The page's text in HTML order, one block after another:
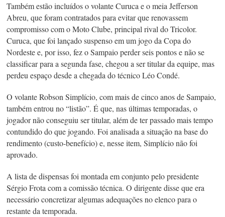
Também estão incluídos o volante Curuca e o meia Jefferson
Abreu, que foram contratados para evitar que renovassem
compromisso com o Moto Clube, principal rival do Tricolor.
Curuca, que foi lançado suspenso em um jogo da Copa do
Nordeste e, por isso, fez o Sampaio perder seis pontos e não se
classificar para a segunda fase, chegou a ser titular da equipe, mas
perdeu espaço desde a chegada do técnico Léo Condé.
O volante Robson Simplício, com mais de cinco anos de Sampaio,
também entrou no “listão”. É que, nas últimas temporadas, o
jogador não conseguiu ser titular, além de ter passado mais tempo
contundido do que jogando. Foi analisada a situação na base do
rendimento (custo-benefício) e, nesse item, Simplício não foi
aprovado.
A lista de dispensas foi montada em conjunto pelo presidente
Sérgio Frota com a comissão técnica. O dirigente disse que era
necessário concretizar algumas adequações no elenco para o
restante da temporada.